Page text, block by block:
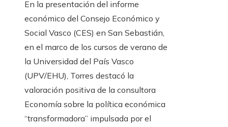
En la presentación del informe
económico del Consejo Económico y
Social Vasco (CES) en San Sebastián,
en el marco de los cursos de verano de
la Universidad del País Vasco
(UPV/EHU), Torres destacó la
valoración positiva de la consultora
Economía sobre la política económica
“transformadora” impulsada por el